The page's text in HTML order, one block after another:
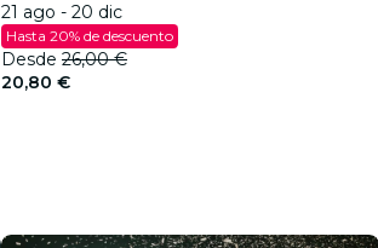
21 ago - 20 dic
Hasta 20% de descuento
Desde 26,00 €
20,80 €